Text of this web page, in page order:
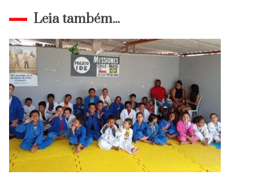
Leia também...